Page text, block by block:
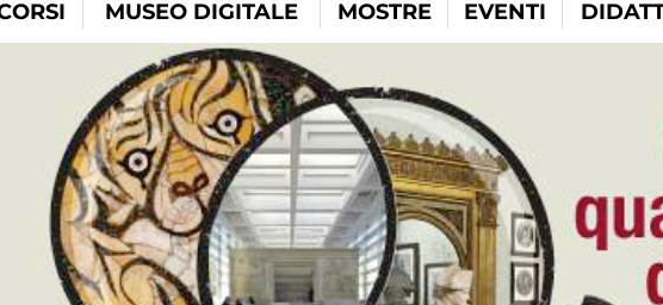
MUSEO DIGITALE MOSTRE EVENTI